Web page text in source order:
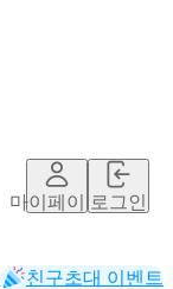
마이페이지로그인
친구초대 이벤트